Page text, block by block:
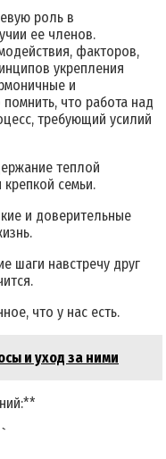
роль в
ее членов.
факторов,
укрепления
и
что работа над
требующий усилий
теплой
семьи.
и доверительные
шаги навстречу друг
что у нас есть.
и уход за ними